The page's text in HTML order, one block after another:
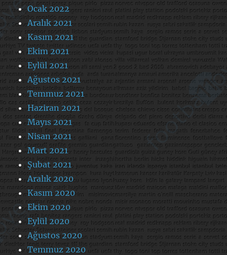
Ocak 2022
Aralık 2021
Kasım 2021
Ekim 2021
Eylül 2021
Ağustos 2021
Temmuz 2021
Haziran 2021
Mayıs 2021
Nisan 2021
Mart 2021
Şubat 2021
Aralık 2020
Kasım 2020
Ekim 2020
Eylül 2020
Ağustos 2020
Temmuz 2020